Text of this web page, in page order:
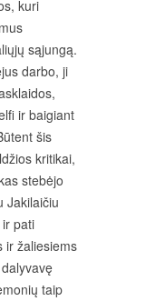
kuri
sąjungą.
darbo, ji
ir baigiant
šis
kritikai,
stebėjo
Jakilaičiu
pati
ir žaliesiems
taip